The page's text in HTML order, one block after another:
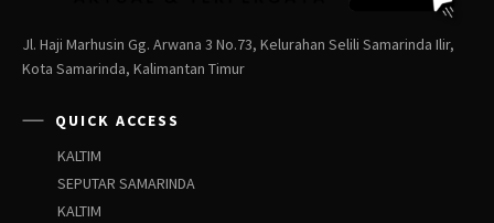
Jl. Haji Marhusin Gg. Arwana 3 No.73, Kelurahan Selili Samarinda Ilir,
Kota Samarinda, Kalimantan Timur
QUICK ACCESS
KALTIM
SEPUTAR SAMARINDA
KALTIM